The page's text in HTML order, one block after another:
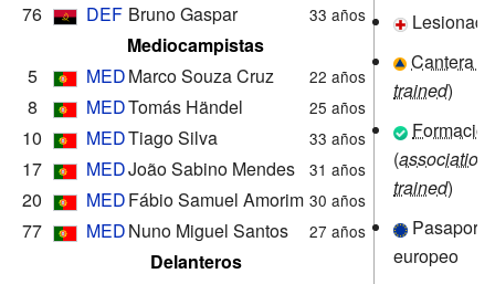
76 DEF Bruno Gaspar 33 años
Mediocampistas
5
MEDMarco Souza Cruz 22 años
8 MEDTomás Händel 25 años
10 MEDTiago Silva 33 años
17 MEDJoão Sabino Mendes 31 años
20 MEDFábio Samuel Amorim 30 años
77 MEDNuno Miguel Santos 27 años
Delanteros
Lesionado
Cantera (
trained)
Formación
(association-
trained)
Pasaporte
europeo